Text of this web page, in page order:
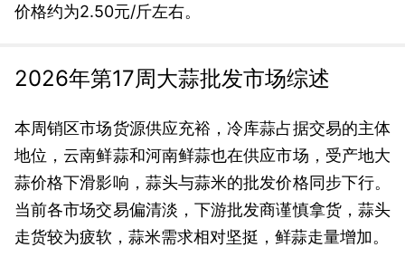
价格约为2.50元/斤左右。
2026年第17周大蒜批发市场综述
本周销区市场货源供应充裕，冷库蒜占据交易的主体
地位，云南鲜蒜和河南鲜蒜也在供应市场，受产地大
蒜价格下滑影响，蒜头与蒜米的批发价格同步下行。
当前各市场交易偏清淡，下游批发商谨慎拿货，蒜头
走货较为疲软，蒜米需求相对坚挺，鲜蒜走量增加。